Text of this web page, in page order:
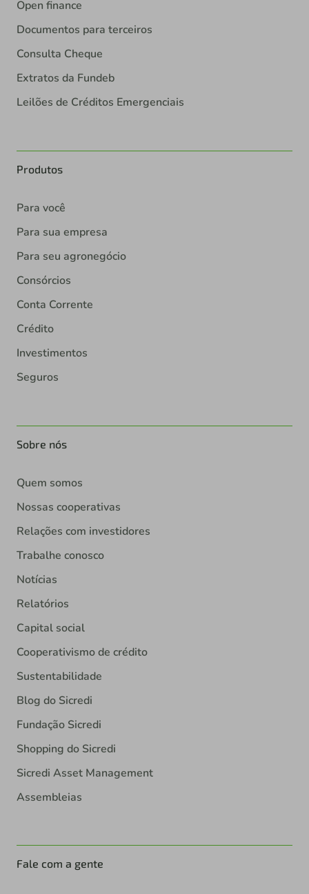
Open finance
Documentos para terceiros
Consulta Cheque
Extratos da Fundeb
Leilões de Créditos Emergenciais
Produtos
Para você
Para sua empresa
Para seu agronegócio
Consórcios
Conta Corrente
Crédito
Investimentos
Seguros
Sobre nós
Quem somos
Nossas cooperativas
Relações com investidores
Trabalhe conosco
Notícias
Relatórios
Capital social
Cooperativismo de crédito
Sustentabilidade
Blog do Sicredi
Fundação Sicredi
Shopping do Sicredi
Sicredi Asset Management
Assembleias
Fale com a gente